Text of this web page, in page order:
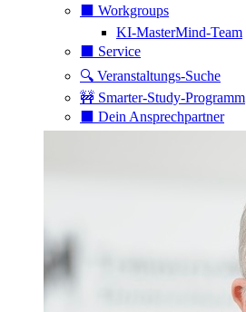
⬛️ Workgroups
KI-MasterMind-Team
⬛️ Service
🔍 Veranstaltungs-Suche
🚧 Smarter-Study-Programm
⬛️ Dein Ansprechpartner